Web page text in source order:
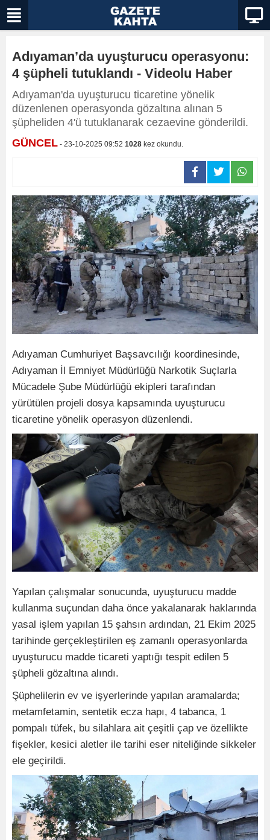
Adıyaman’da uyuşturucu operasyonu:
4 şüpheli tutuklandı - Videolu Haber
Adıyaman'da uyuşturucu ticaretine yönelik
düzenlenen operasyonda gözaltına alınan 5
şüpheliden 4'ü tutuklanarak cezaevine gönderildi.
GÜNCEL - 23-10-2025 09:52 1028 kez okundu.
Adıyaman Cumhuriyet Başsavcılığı koordinesinde,
Adıyaman İl Emniyet Müdürlüğü Narkotik Suçlarla
Mücadele Şube Müdürlüğü ekipleri tarafından
yürütülen projeli dosya kapsamında uyuşturucu
ticaretine yönelik operasyon düzenlendi.
Yapılan çalışmalar sonucunda, uyuşturucu madde
kullanma suçundan daha önce yakalanarak haklarında
yasal işlem yapılan 15 şahsın ardından, 21 Ekim 2025
tarihinde gerçekleştirilen eş zamanlı operasyonlarda
uyuşturucu madde ticareti yaptığı tespit edilen 5
şüpheli gözaltına alındı.
Şüphelilerin ev ve işyerlerinde yapılan aramalarda;
metamfetamin, sentetik ecza hapı, 4 tabanca, 1
pompalı tüfek, bu silahlara ait çeşitli çap ve özellikte
fişekler, kesici aletler ile tarihi eser niteliğinde sikkeler
ele geçirildi.